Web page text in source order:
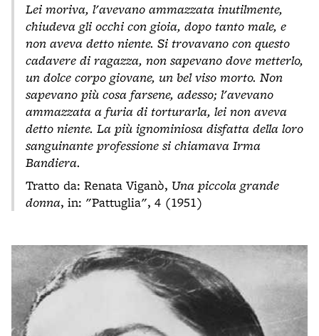
Lei moriva, l'avevano ammazzata inutilmente,
chiudeva gli occhi con gioia, dopo tanto male, e
non aveva detto niente. Si trovavano con questo
cadavere di ragazza, non sapevano dove metterlo,
un dolce corpo giovane, un bel viso morto. Non
sapevano più cosa farsene, adesso; l'avevano
ammazzata a furia di torturarla, lei non aveva
detto niente. La più ignominiosa disfatta della loro
sanguinante professione si chiamava Irma
Bandiera.
Tratto da: Renata Viganò, Una piccola grande
donna, in: "Pattuglia", 4 (1951)